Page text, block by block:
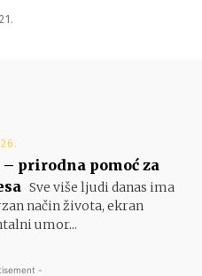
– prirodna pomoć za
Sve više ljudi danas ima
način života, ekran
umor...
-